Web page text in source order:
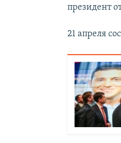
президент
21 апреля